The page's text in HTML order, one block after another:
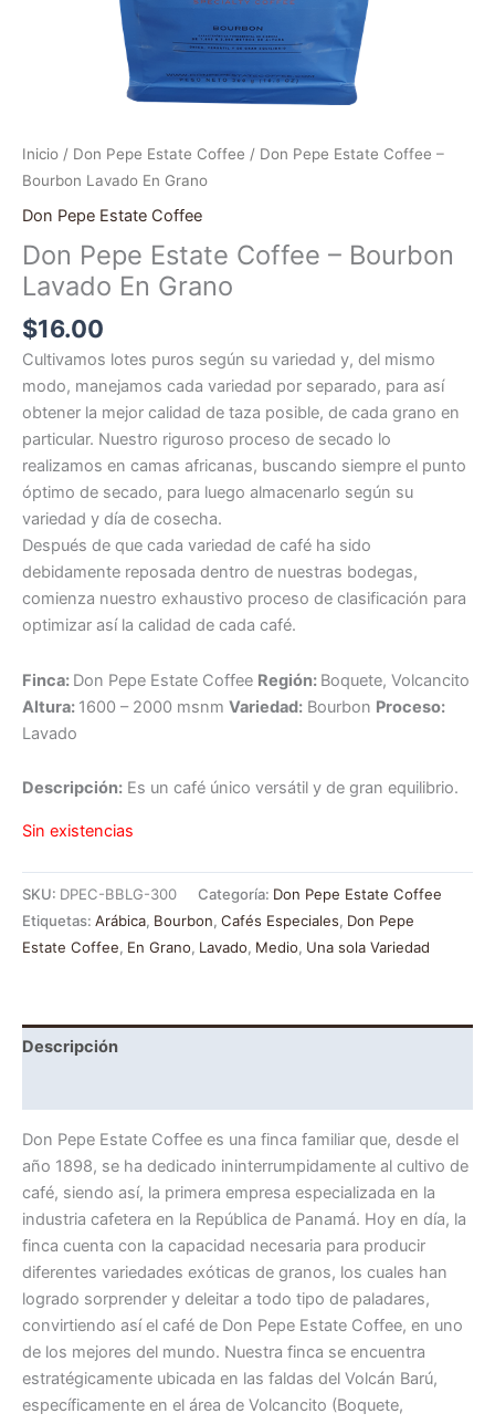
Inicio / Don Pepe Estate Coffee / Don Pepe Estate Coffee –
Bourbon Lavado En Grano
Don Pepe Estate Coffee
Don Pepe Estate Coffee – Bourbon
Lavado En Grano
$16.00
Cultivamos lotes puros según su variedad y, del mismo
modo, manejamos cada variedad por separado, para así
obtener la mejor calidad de taza posible, de cada grano en
particular. Nuestro riguroso proceso de secado lo
realizamos en camas africanas, buscando siempre el punto
óptimo de secado, para luego almacenarlo según su
variedad y día de cosecha.
Después de que cada variedad de café ha sido
debidamente reposada dentro de nuestras bodegas,
comienza nuestro exhaustivo proceso de clasificación para
optimizar así la calidad de cada café.
Finca: Don Pepe Estate Coffee Región: Boquete, Volcancito
Altura: 1600 – 2000 msnm Variedad: Bourbon Proceso:
Lavado
Descripción: Es un café único versátil y de gran equilibrio.
Sin existencias
SKU: DPEC-BBLG-300 Categoría: Don Pepe Estate Coffee
Etiquetas: Arábica, Bourbon, Cafés Especiales, Don Pepe
Estate Coffee, En Grano, Lavado, Medio, Una sola Variedad
Descripción
Don Pepe Estate Coffee es una finca familiar que, desde el
año 1898, se ha dedicado ininterrumpidamente al cultivo de
café, siendo así, la primera empresa especializada en la
industria cafetera en la República de Panamá. Hoy en día, la
finca cuenta con la capacidad necesaria para producir
diferentes variedades exóticas de granos, los cuales han
logrado sorprender y deleitar a todo tipo de paladares,
convirtiendo así el café de Don Pepe Estate Coffee, en uno
de los mejores del mundo. Nuestra finca se encuentra
estratégicamente ubicada en las faldas del Volcán Barú,
específicamente en el área de Volcancito (Boquete,